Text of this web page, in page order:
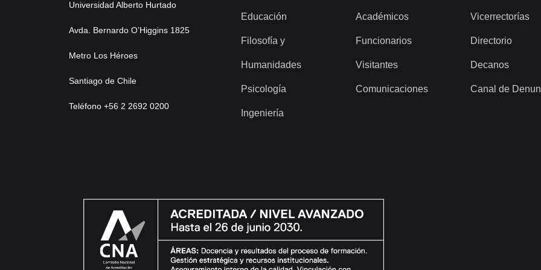
Universidad Alberto Hurtado
Avda. Bernardo O’Higgins 1825
Metro Los Héroes
Santiago de Chile
Teléfono +56 2 2692 0200
Educación
Filosofía y
Humanidades
Psicología
Ingeniería
Académicos
Funcionarios
Visitantes
Comunicaciones
Vicerrectorías
Directorio
Decanos
Canal de